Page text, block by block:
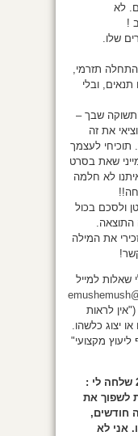
לא
!
שלו.
תזרמי,
ובלי
שבך –
את זה
לעצמך
שאת בסרט
לא חלמה
ולסכם בכול
התוצאה.
את המילה
שאלות למייל
לראות
יצוג כלשהו.
ליעוץ מקצועי"
הנה שאלה נוספת – שמיטל בת 25 שלחה לי :
לשפוך את
חודשים,
אני לא